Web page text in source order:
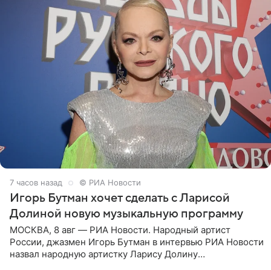
7 часов назад © РИА Новости
Игорь Бутман хочет сделать с Ларисой
Долиной новую музыкальную программу
МОСКВА, 8 авг — РИА Новости. Народный артист
России, джазмен Игорь Бутман в интервью РИА Новости
назвал народную артистку Ларису Долину